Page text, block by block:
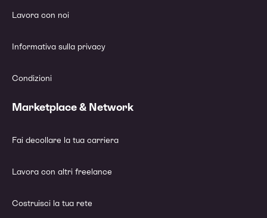
Lavora con noi
Informativa sulla privacy
Condizioni
Marketplace & Network
Fai decollare la tua carriera
Lavora con altri freelance
Costruisci la tua rete